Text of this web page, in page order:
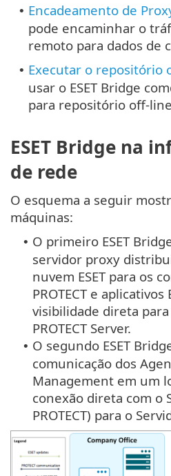
• Encadeamento de
pode encaminhar o
remoto para dados de
• Executar o repositório
usar o ESET Bridge
para repositório off-
ESET Bridge na
de rede
O esquema a seguir
máquinas:
• O primeiro ESET
servidor proxy
nuvem ESET para os
PROTECT e
visibilidade direta para
PROTECT Server.
• O segundo ESET
comunicação dos
Management em um
conexão direta com o
PROTECT) para o